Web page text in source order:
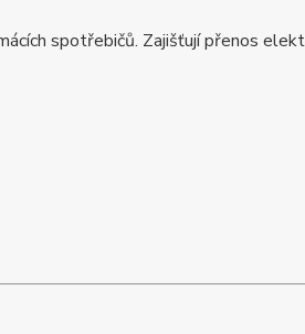
spotřebičů. Zajišťují přenos